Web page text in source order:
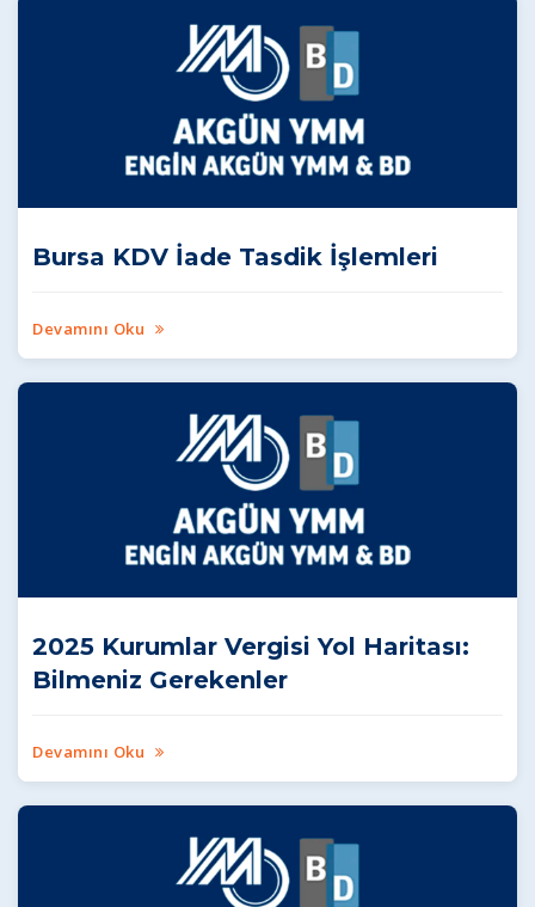
Bursa KDV İade Tasdik İşlemleri
Devamını Oku
2025 Kurumlar Vergisi Yol Haritası:
Bilmeniz Gerekenler
Devamını Oku